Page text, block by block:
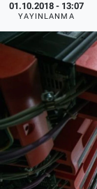
01.10.2018 - 13:07
YAYINLANMA
Ağır